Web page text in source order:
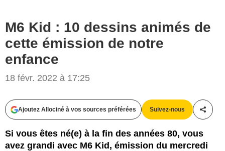
M6 Kid : 10 dessins animés de
cette émission de notre
enfance
18 févr. 2022 à 17:25
Ajoutez Allociné à vos sources préférées Suivez-nous
Si vous êtes né(e) à la fin des années 80, vous
avez grandi avec M6 Kid, émission du mercredi